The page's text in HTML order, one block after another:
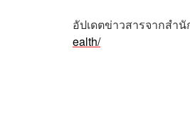
อัปเดตข่าวสารจากสำ
ealth/